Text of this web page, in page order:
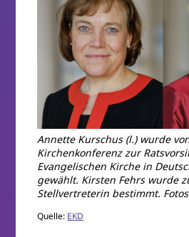
Annette Kurschus (l.) wurde
Kirchenkonferenz zur
Evangelischen Kirche in
gewählt. Kirsten Fehrs wurde
Stellvertreterin bestimmt.
Quelle: EKD